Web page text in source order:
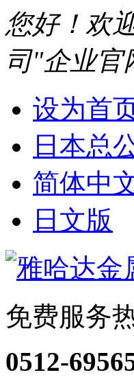
您好！欢
司"企业官
设为首
日本总
简体中
日文版
免费服务
0512-